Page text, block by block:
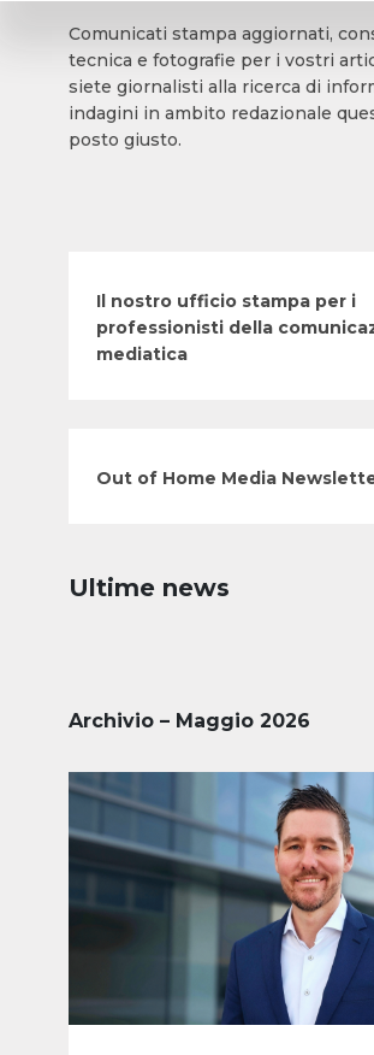
Comunicati stampa aggiornati,
tecnica e fotografie per i vostri
siete giornalisti alla ricerca di
indagini in ambito redazionale
posto giusto.
Il nostro ufficio stampa per i
professionisti della
mediatica
Out of Home Media
Ultime news
Archivio – Maggio 2026